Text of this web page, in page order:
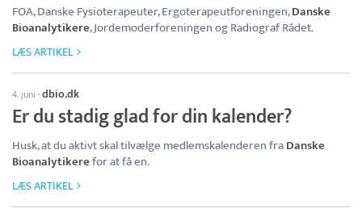
FOA, Danske Fysioterapeuter, Ergoterapeutforeningen,Danske
Bioanalytikere, Jordemoderforeningen og Radiograf Rådet.
LÆS ARTIKEL
4. juni ·dbio.dk
Er du stadig glad for din kalender?
Husk, at du aktivt skal tilvælge medlemskalenderen fraDanske
Bioanalytikerefor at få en.
LÆS ARTIKEL